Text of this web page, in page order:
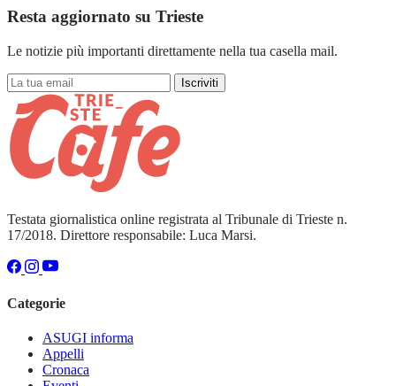
Resta aggiornato su Trieste
Le notizie più importanti direttamente nella tua casella mail.
Iscriviti
Testata giornalistica online registrata al Tribunale di Trieste n.
17/2018. Direttore responsabile: Luca Marsi.
Categorie
ASUGI informa
Appelli
Cronaca